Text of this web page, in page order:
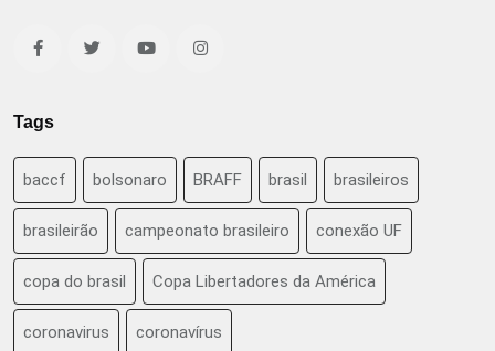
Tags
baccf bolsonaro BRAFF brasil brasileiros
brasileirão campeonato brasileiro conexão UF
copa do brasil Copa Libertadores da América
coronavirus coronavírus